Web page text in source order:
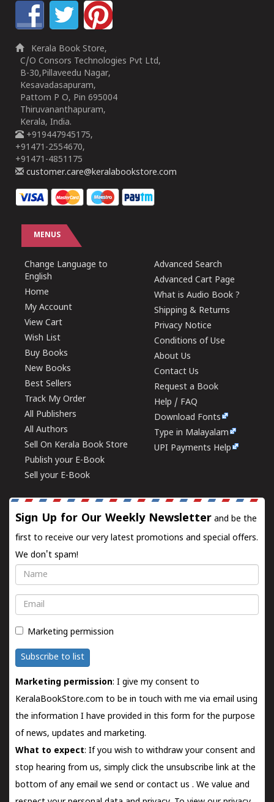
Kerala Book Store,
C/O Consors Technologies Pvt Ltd,
B-30,Pillaveedu Nagar,
Kesavadasapuram,
Pattom P O, Pin 695004
Thiruvananthapuram,
Kerala, India.
+919447945175,
+91471-2554670,
+91471-4851175
customer.care@keralabookstore.com
MENUS
Change Language to
English
Home
My Account
View Cart
Wish List
Buy Books
New Books
Best Sellers
Track My Order
All Publishers
All Authors
Sell On Kerala Book Store
Publish your E-Book
Sell your E-Book
Advanced Search
Advanced Cart Page
What is Audio Book ?
Shipping & Returns
Privacy Notice
Conditions of Use
About Us
Contact Us
Request a Book
Help / FAQ
Download Fonts
Type in Malayalam
UPI Payments Help
Sign Up for Our Weekly Newsletter and be the
first to receive our very latest promotions and special offers.
We don't spam!
Name
Email
Marketing permission
Subscribe to list
Marketing permission: I give my consent to
KeralaBookStore.com to be in touch with me via email using
the information I have provided in this form for the purpose
of news, updates and marketing.
What to expect: If you wish to withdraw your consent and
stop hearing from us, simply click the unsubscribe link at the
bottom of any email we send orcontact us . We value and